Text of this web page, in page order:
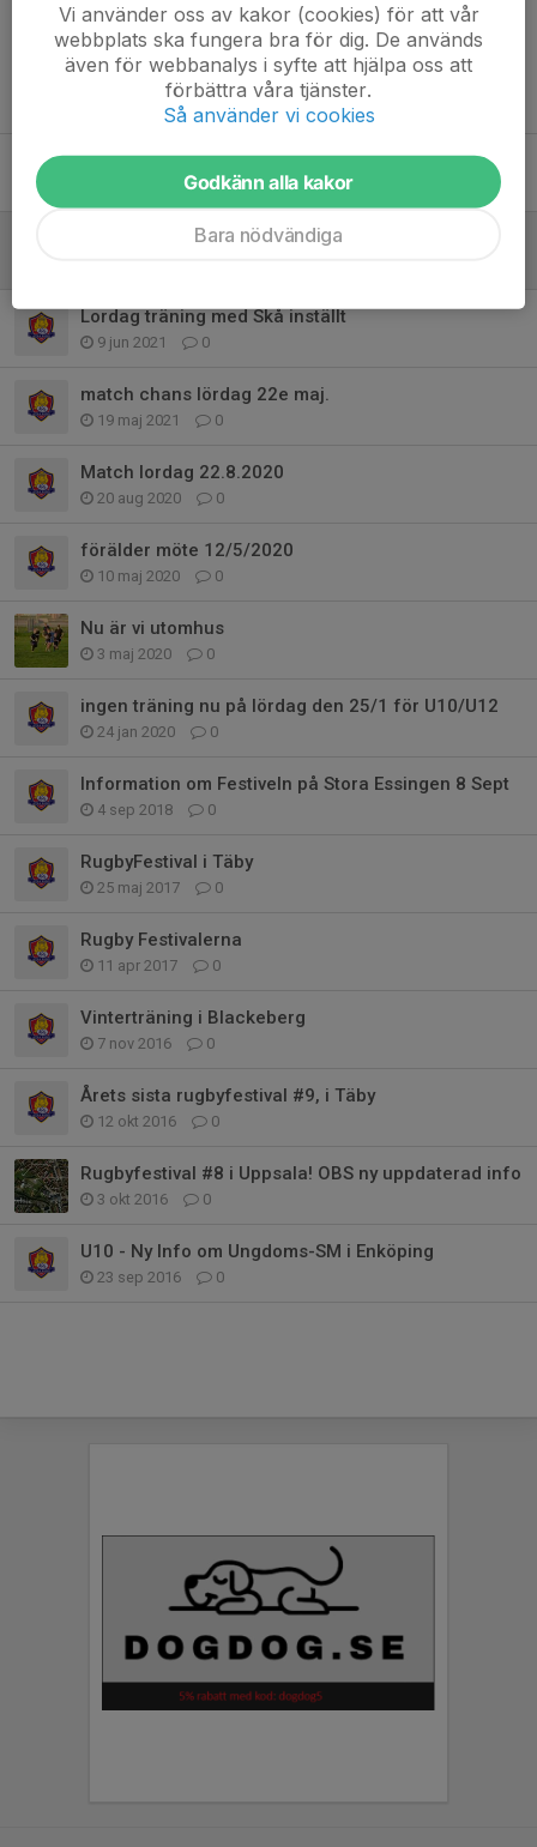
Tidigare nyheter
Ungdom rugby festivaler i Stockolm region 2025
0
Lordag träning med Skå inställt
9 jun 2021 0
match chans lördag 22e maj.
19 maj 2021 0
Match lordag 22.8.2020
20 aug 2020 0
förälder möte 12/5/2020
10 maj 2020 0
Nu är vi utomhus
3 maj 2020 0
ingen träning nu på lördag den 25/1 för U10/U12
24 jan 2020 0
Information om Festiveln på Stora Essingen 8 Sept
4 sep 2018 0
RugbyFestival i Täby
25 maj 2017 0
Rugby Festivalerna
11 apr 2017 0
Vinterträning i Blackeberg
7 nov 2016 0
Årets sista rugbyfestival #9, i Täby
12 okt 2016 0
Rugbyfestival #8 i Uppsala! OBS ny uppdaterad info
3 okt 2016 0
U10 - Ny Info om Ungdoms-SM i Enköping
23 sep 2016 0
Vi använder oss av kakor (cookies) för att vår
webbplats ska fungera bra för dig. De används
även för webbanalys i syfte att hjälpa oss att
förbättra våra tjänster.
Så använder vi cookies
Godkänn alla kakor
Bara nödvändiga